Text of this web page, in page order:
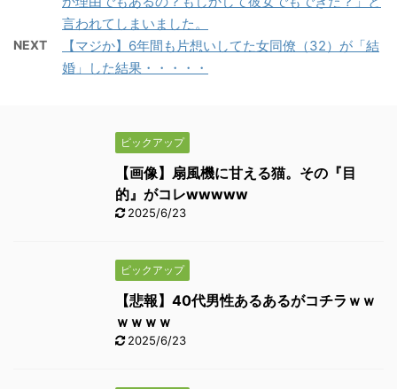
言われてしまいました。
NEXT
【マジか】6年間も片想いしてた女同僚（32）が「結
婚」した結果・・・・・
ピックアップ
【画像】扇風機に甘える猫。その『目
的』がコレwwwww
2025/6/23
ピックアップ
【悲報】40代男性あるあるがコチラｗｗ
ｗｗｗｗ
2025/6/23